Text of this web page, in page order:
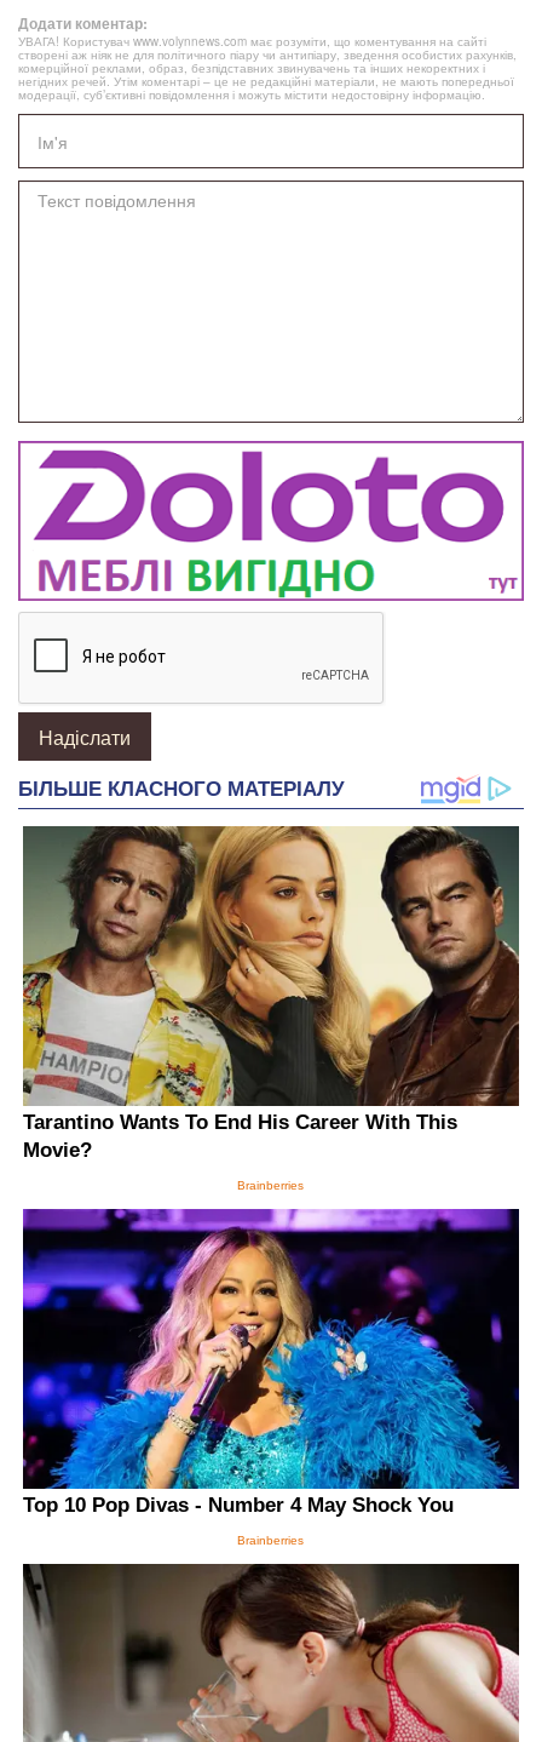
Додати коментар:
УВАГА! Користувач www.volynnews.com має розуміти, що коментування на сайті
створені аж ніяк не для політичного піару чи антипіару, зведення особистих рахунків,
комерційної реклами, образ, безпідставних звинувачень та інших некоректних і
негідних речей. Утім коментарі – це не редакційні матеріали, не мають попередньої
модерації, суб’єктивні повідомлення і можуть містити недостовірну інформацію.